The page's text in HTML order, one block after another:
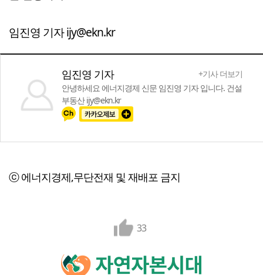
임진영 기자 ijy@ekn.kr
임진영 기자
+기사 더보기
안녕하세요 에너지경제 신문 임진영 기자 입니다. 건설
부동산 ijy@ekn.kr
ⓒ 에너지경제,무단전재 및 재배포 금지
33